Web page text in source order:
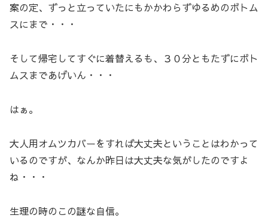
案の定、ずっと立っていたにもかかわらずゆるめのボトム
スにまで・・・
そして帰宅してすぐに着替えるも、３０分ともたずにボト
ムスまであげいん・・・
はぁ。
大人用オムツカバーをすれば大丈夫ということはわかって
いるのですが、なんか昨日は大丈夫な気がしたのですよ
ね・・・
生理の時のこの謎な自信。